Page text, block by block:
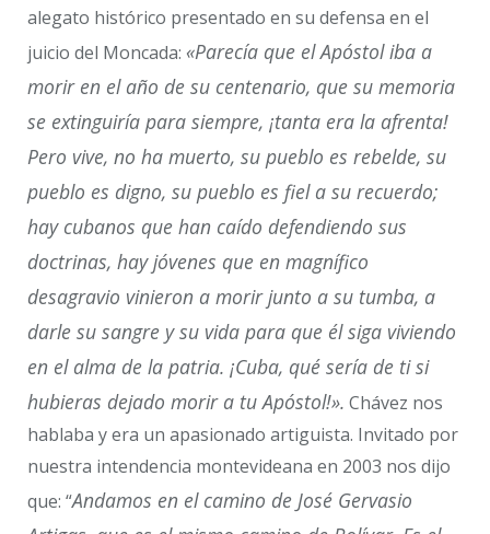
alegato histórico presentado en su defensa en el
juicio del Moncada: «Parecía que el Apóstol iba a
morir en el año de su centenario, que su memoria
se extinguiría para siempre, ¡tanta era la afrenta!
Pero vive, no ha muerto, su pueblo es rebelde, su
pueblo es digno, su pueblo es fiel a su recuerdo;
hay cubanos que han caído defendiendo sus
doctrinas, hay jóvenes que en magnífico
desagravio vinieron a morir junto a su tumba, a
darle su sangre y su vida para que él siga viviendo
en el alma de la patria. ¡Cuba, qué sería de ti si
hubieras dejado morir a tu Apóstol!». Chávez nos
hablaba y era un apasionado artiguista. Invitado por
nuestra intendencia montevideana en 2003 nos dijo
que: “Andamos en el camino de José Gervasio